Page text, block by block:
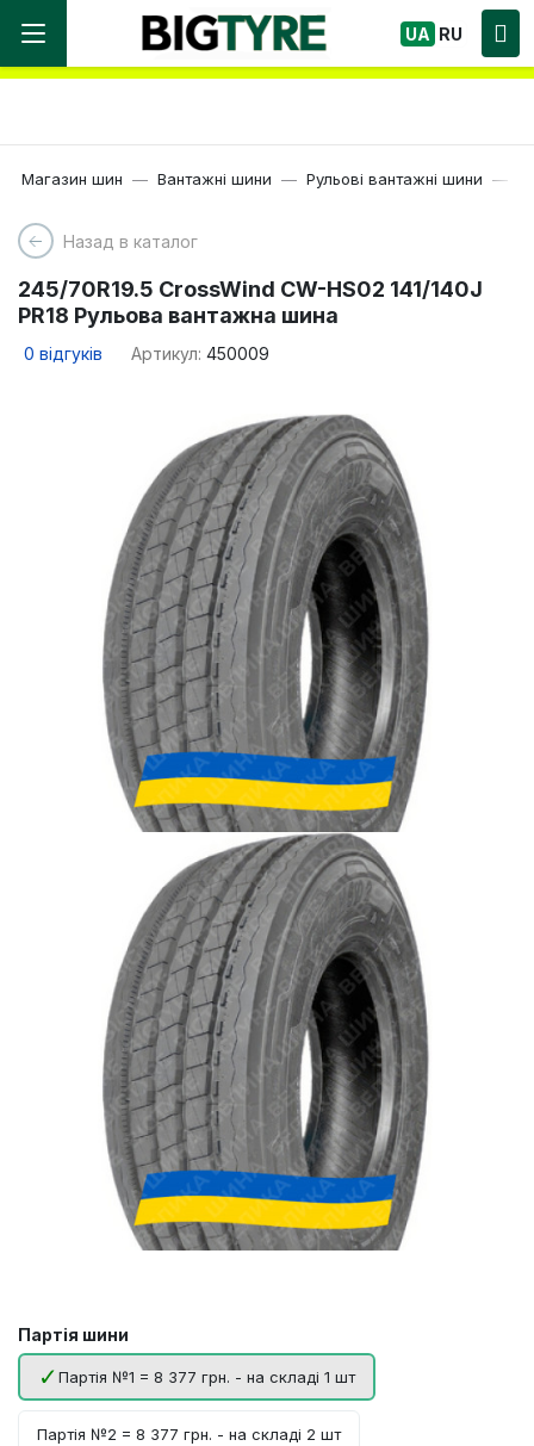
Ми працюємо! Великий вибір Шин, швидка
доставка по Україні!
UA RU
Магазин шин Вантажні шини Рульові вантажні шини
Назад в каталог
245/70R19.5 CrossWind CW-HS02 141/140J
PR18 Рульова вантажна шина
0 відгуків Артикул: 450009
Партія шини
Партія №1 = 8 377 грн. - на складі 1 шт
Партія №2 = 8 377 грн. - на складі 2 шт